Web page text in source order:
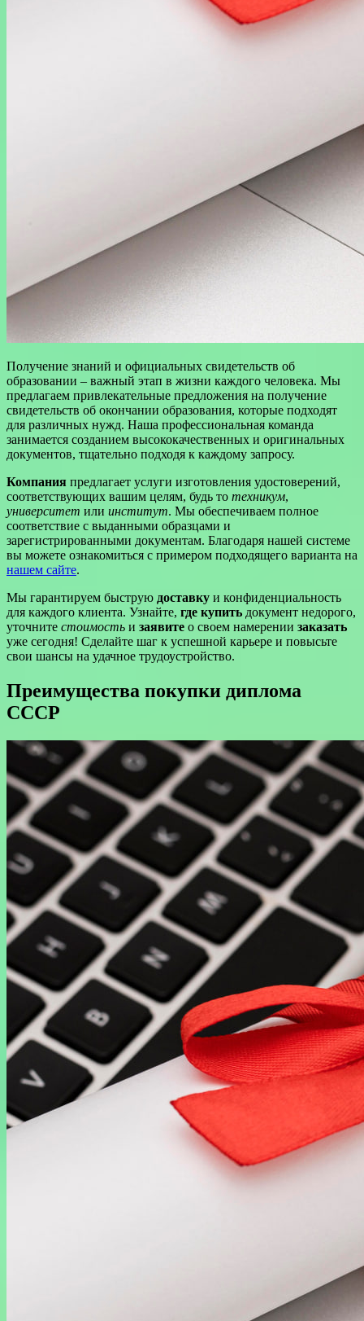
Получение знаний и официальных свидетельств об
образовании – важный этап в жизни каждого человека. Мы
предлагаем привлекательные предложения на получение
свидетельств об окончании образования, которые подходят
для различных нужд. Наша профессиональная команда
занимается созданием высококачественных и оригинальных
документов, тщательно подходя к каждому запросу.
Компания предлагает услуги изготовления удостоверений,
соответствующих вашим целям, будь то техникум,
университет или институт. Мы обеспечиваем полное
соответствие с выданными образцами и
зарегистрированными документам. Благодаря нашей системе
вы можете ознакомиться с примером подходящего варианта на
нашем сайте.
Мы гарантируем быструю доставку и конфиденциальность
для каждого клиента. Узнайте, где купить документ недорого,
уточните стоимость и заявите о своем намерении заказать
уже сегодня! Сделайте шаг к успешной карьере и повысьте
свои шансы на удачное трудоустройство.
Преимущества покупки диплома
СССР